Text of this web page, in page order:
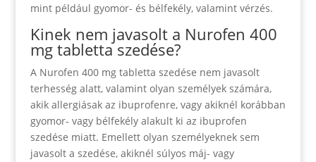
mint például gyomor- és bélfekély, valamint vérzés.
Kinek nem javasolt a Nurofen 400
mg tabletta szedése?
A Nurofen 400 mg tabletta szedése nem javasolt
terhesség alatt, valamint olyan személyek számára,
akik allergiásak az ibuprofenre, vagy akiknél korábban
gyomor- vagy bélfekély alakult ki az ibuprofen
szedése miatt. Emellett olyan személyeknek sem
javasolt a szedése, akiknél súlyos máj- vagy